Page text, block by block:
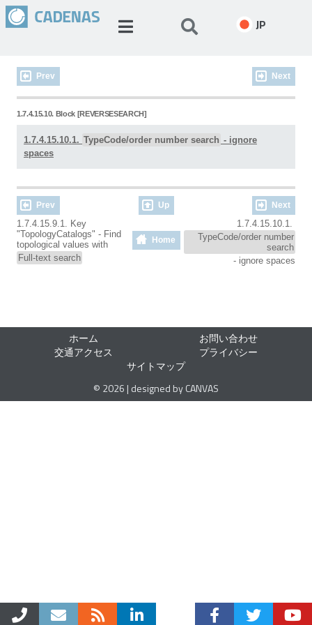
JP
Prev Next
1.7.4.15.10. Block [REVERSESEARCH]
1.7.4.15.10.1. TypeCode/order number search - ignore
spaces
Prev Up Next
1.7.4.15.9.1. Key
"TopologyCatalogs" - Find
topological values with
Full-text search
Home
1.7.4.15.10.1.
TypeCode/order number
search
- ignore spaces
ホーム
お問い合わせ
交通アクセス
プライバシー
サイトマップ
© 2026 | designed by CANVAS